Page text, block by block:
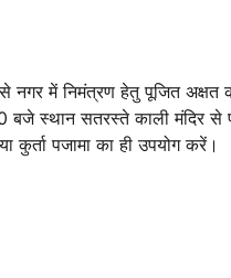
नगर में निमंत्रण हेतु‎ पूजित
स्थान सतरस्ते‎ काली मंदिर से‎
कुर्ता पजामा का ही‎ उपयोग‎ करें।